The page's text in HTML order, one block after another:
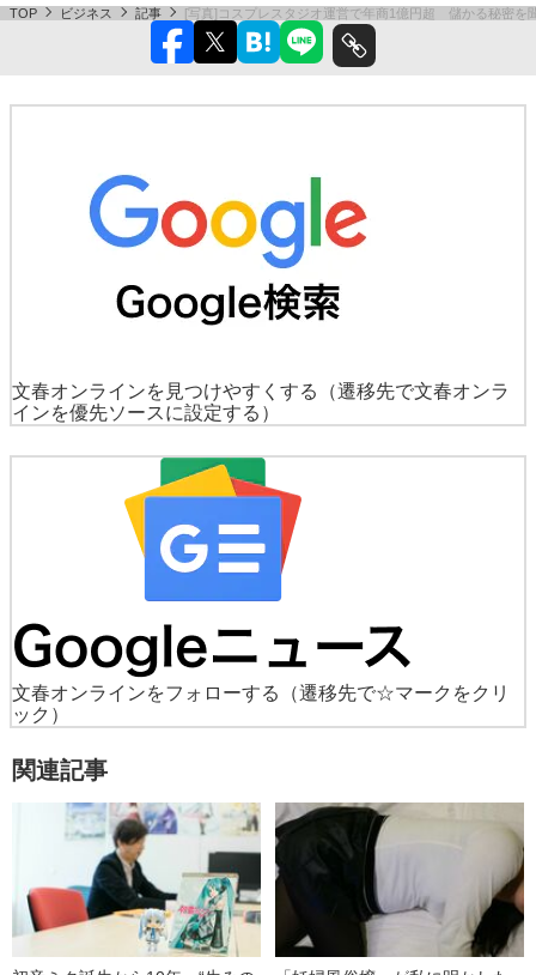
TOP ビジネス 記事 [写真]コスプレスタジオ運営で年商1億円超 儲かる秘密を
文春オンラインを見つけやすくする
（遷移先で文春オンラ
インを優先ソースに設定する）
文春オンラインをフォローする
（遷移先で☆マークをクリ
ック）
関連記事